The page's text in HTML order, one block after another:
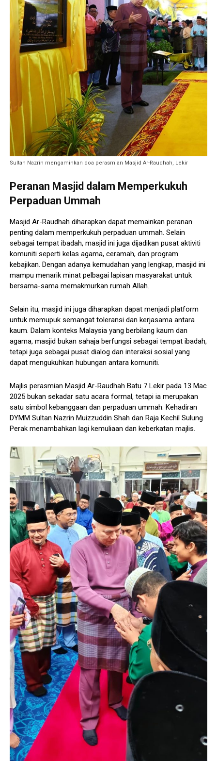
Sultan Nazrin mengaminkan doa perasmian Masjid Ar-Raudhah, Lekir
Peranan Masjid dalam Memperkukuh
Perpaduan Ummah
Masjid Ar-Raudhah diharapkan dapat memainkan peranan
penting dalam memperkukuh perpaduan ummah. Selain
sebagai tempat ibadah, masjid ini juga dijadikan pusat aktiviti
komuniti seperti kelas agama, ceramah, dan program
kebajikan. Dengan adanya kemudahan yang lengkap, masjid ini
mampu menarik minat pelbagai lapisan masyarakat untuk
bersama-sama memakmurkan rumah Allah.
Selain itu, masjid ini juga diharapkan dapat menjadi platform
untuk memupuk semangat toleransi dan kerjasama antara
kaum. Dalam konteks Malaysia yang berbilang kaum dan
agama, masjid bukan sahaja berfungsi sebagai tempat ibadah,
tetapi juga sebagai pusat dialog dan interaksi sosial yang
dapat mengukuhkan hubungan antara komuniti.
Majlis perasmian Masjid Ar-Raudhah Batu 7 Lekir pada 13 Mac
2025 bukan sekadar satu acara formal, tetapi ia merupakan
satu simbol kebanggaan dan perpaduan ummah. Kehadiran
DYMM Sultan Nazrin Muizzuddin Shah dan Raja Kechil Sulung
Perak menambahkan lagi kemuliaan dan keberkatan majlis.